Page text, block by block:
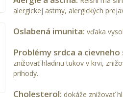
alergickej astmy, alergických
Oslabená imunita: vďaka
Problémy srdca a
znižovať hladinu tukov v krvi,
príhody.
Cholesterol: dokáže znižovať